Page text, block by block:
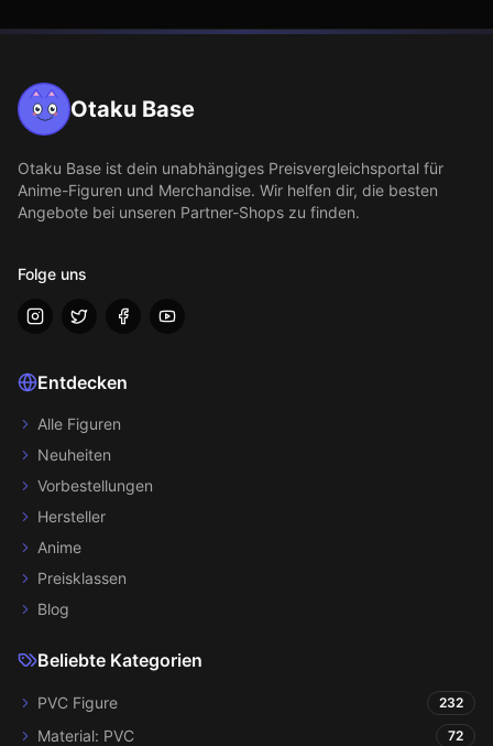
Otaku Base
Otaku Base ist dein unabhängiges Preisvergleichsportal für
Anime-Figuren und Merchandise. Wir helfen dir, die besten
Angebote bei unseren Partner-Shops zu finden.
Folge uns
Entdecken
Alle Figuren
Neuheiten
Vorbestellungen
Hersteller
Anime
Preisklassen
Blog
Beliebte Kategorien
PVC Figure 232
Material: PVC 72